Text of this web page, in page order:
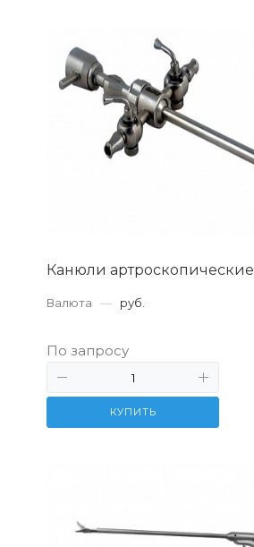
Канюли артроскопические
Валюта — руб.
По запросу
КУПИТЬ